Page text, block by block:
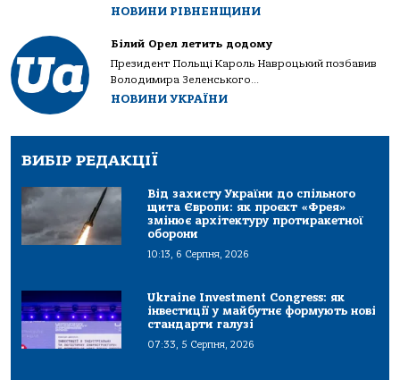
НОВИНИ РІВНЕНЩИНИ
Білий Орел летить додому
Президент Польщі Кароль Навроцький позбавив
Володимира Зеленського...
НОВИНИ УКРАЇНИ
ВИБІР РЕДАКЦІЇ
Від захисту України до спільного
щита Європи: як проєкт «Фрея»
змінює архітектуру протиракетної
оборони
10:13, 6 Серпня, 2026
Ukraine Investment Congress: як
інвестиції у майбутнє формують нові
стандарти галузі
07:33, 5 Серпня, 2026